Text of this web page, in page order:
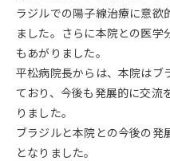
ラジルでの陽子線治療に意欲
ました。さらに本院との医
もあがりました。
平松病院長からは、本院はブ
ており、今後も発展的に交流
りました。
ブラジルと本院との今後の発
となりました。